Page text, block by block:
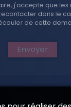
j'accepte que les
dans le
de cette
Envoyer